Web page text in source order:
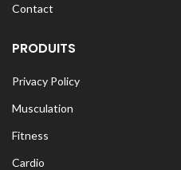
Contact
PRODUITS
Privacy Policy
Musculation
Fitness
Cardio